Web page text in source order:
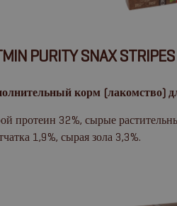
PURITY SNAX
корм (лакомство)
протеин 32%, сырые
1,9%, сырая зола 3,3%.